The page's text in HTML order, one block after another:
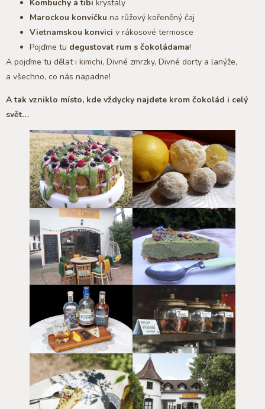
Kombuchy a tibi krystaly
Marockou konvičku na růžový kořeněný čaj
Vietnamskou konvici v rákosové termosce
Pojďme tu degustovat rum s čokoládama!
A pojďme tu dělat i kimchi, Divné zmrzky, Divné dorty a lanýže,
a všechno, co nás napadne!
A tak vzniklo místo, kde vždycky najdete krom čokolád i celý
svět…